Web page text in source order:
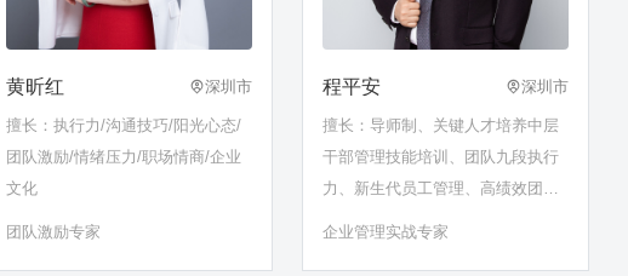
黄昕红 深圳市
擅长：执行力/沟通技巧/阳光心态/
团队激励/情绪压力/职场情商/企业
文化
团队激励专家
程平安 深圳市
擅长：导师制、关键人才培养中层
干部管理技能培训、团队九段执行
力、新生代员工管理、高绩效团队
企业管理实战专家